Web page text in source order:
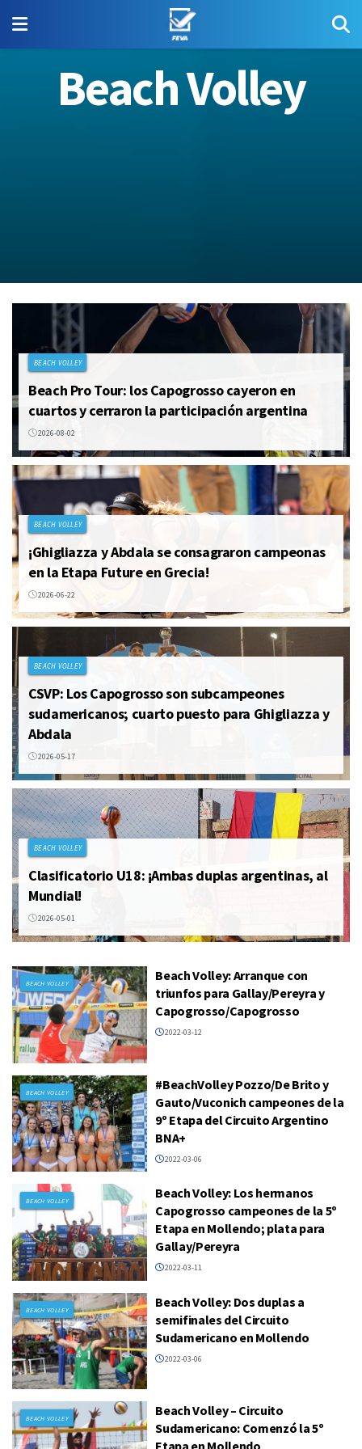
Beach Volley
BEACH VOLLEY
Beach Pro Tour: los Capogrosso cayeron en
cuartos y cerraron la participación argentina
2026-08-02
BEACH VOLLEY
¡Ghigliazza y Abdala se consagraron campeonas
en la Etapa Future en Grecia!
2026-06-22
BEACH VOLLEY
CSVP: Los Capogrosso son subcampeones
sudamericanos; cuarto puesto para Ghigliazza y
Abdala
2026-05-17
BEACH VOLLEY
Clasificatorio U18: ¡Ambas duplas argentinas, al
Mundial!
2026-05-01
BEACH VOLLEY
Beach Volley: Arranque con
triunfos para Gallay/Pereyra y
Capogrosso/Capogrosso
2022-03-12
BEACH VOLLEY
#BeachVolley Pozzo/De Brito y
Gauto/Vuconich campeones de la
9º Etapa del Circuito Argentino
BNA+
2022-03-06
BEACH VOLLEY
Beach Volley: Los hermanos
Capogrosso campeones de la 5º
Etapa en Mollendo; plata para
Gallay/Pereyra
2022-03-11
BEACH VOLLEY
Beach Volley: Dos duplas a
semifinales del Circuito
Sudamericano en Mollendo
2022-03-06
BEACH VOLLEY
Beach Volley – Circuito
Sudamericano: Comenzó la 5º